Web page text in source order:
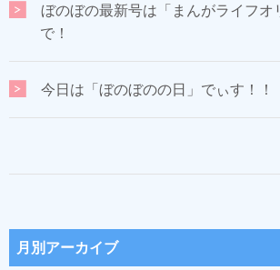
ぼのぼの最新号は「まんがライフオ
で！
今日は「ぼのぼのの日」でぃす！！
月別アーカイブ